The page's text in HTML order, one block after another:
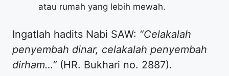
atau rumah yang lebih mewah.
Ingatlah hadits Nabi SAW: “Celakalah
penyembah dinar, celakalah penyembah
dirham…” (HR. Bukhari no. 2887).